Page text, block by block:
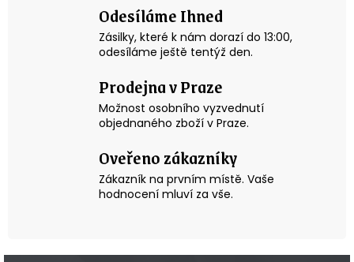
r
v
k
v
ý
p
i
u
Odesíláme Ihned
Zásilky, které k nám dorazí do 13:00,
odesíláme ještě tentýž den.
Prodejna v Praze
Možnost osobního vyzvednutí
objednaného zboží v Praze.
Oveřeno zákazníky
Zákazník na prvním místě. Vaše
hodnocení mluví za vše.